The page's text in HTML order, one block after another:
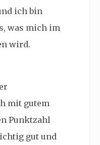
ich bin
was mich im
wird.
mit gutem
Punktzahl
gut und